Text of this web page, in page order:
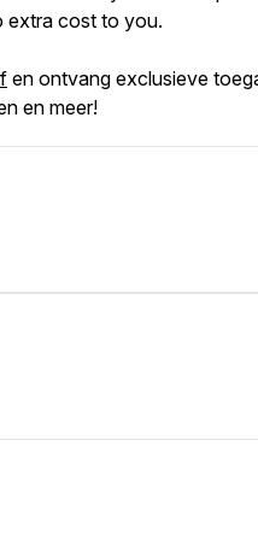
extra cost to you.
en ontvang exclusieve
en meer!